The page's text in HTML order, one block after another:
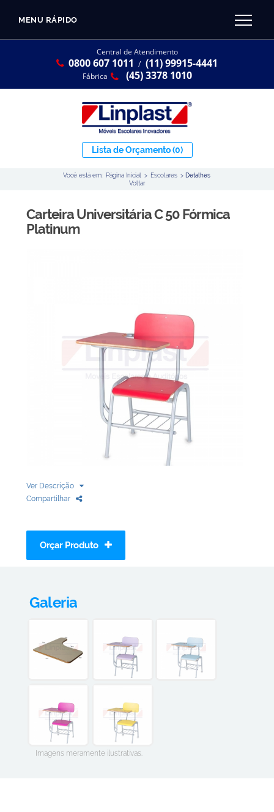
MENU RÁPIDO
Central de Atendimento
0800 607 1011 / (11) 99915-4441
Fábrica (45) 3378 1010
Lista de Orçamento(0)
Você está em: Página Inicial > Escolares >Detalhes
Voltar
Carteira Universitária C 50 Fórmica
Platinum
Ver Descrição
Compartilhar
Orçar Produto
Galeria
Imagens meramente ilustrativas.
Linha Resina Plástica
Ambiente Maker
CATÁLOGO LINPLAST 2025
SOBRE A EMPRESA